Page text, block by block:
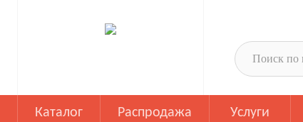
Каталог Распродажа Услуги